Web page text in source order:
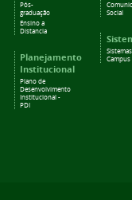
Pós-
graduação
Ensino a
Distancia
Planejamento
Institucional
Plano de
Desenvolvimento
Institucional -
PDI
Social
Campus